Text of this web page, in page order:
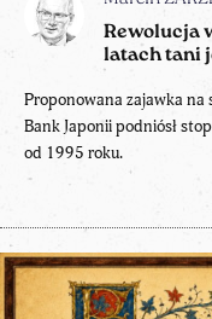
Rewolucja
latach tani
Proponowana zajawka na
Bank Japonii podniósł
od 1995 roku.